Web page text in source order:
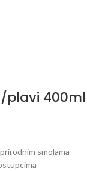
plavi 400ml
smolama